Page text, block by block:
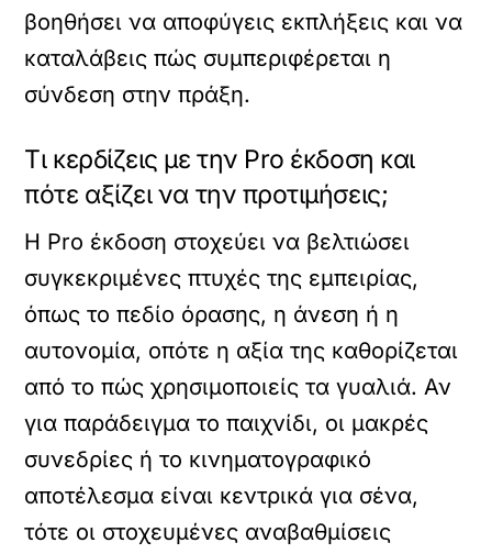
βοηθήσει να αποφύγεις εκπλήξεις και να
καταλάβεις πώς συμπεριφέρεται η
σύνδεση στην πράξη.
Τι κερδίζεις με την Pro έκδοση και
πότε αξίζει να την προτιμήσεις;
Η Pro έκδοση στοχεύει να βελτιώσει
συγκεκριμένες πτυχές της εμπειρίας,
όπως το πεδίο όρασης, η άνεση ή η
αυτονομία, οπότε η αξία της καθορίζεται
από το πώς χρησιμοποιείς τα γυαλιά. Αν
για παράδειγμα το παιχνίδι, οι μακρές
συνεδρίες ή το κινηματογραφικό
αποτέλεσμα είναι κεντρικά για σένα,
τότε οι στοχευμένες αναβαθμίσεις